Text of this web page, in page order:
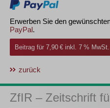
Erwerben Sie den
PayPal.
Beitrag für 7,90 € inkl. 7 %
zurück
ZfIR – Zeitschrift